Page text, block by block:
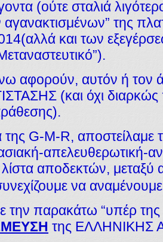
(ούτε σταλιά
αγανακτισμένων” της
και των
αφορούν, αυτόν ή τον
(και όχι διαρκώς
G-M-R, αποστείλαμε
απελευθερωτική-
αποδεκτών, μεταξύ
να
την παρακάτω “υπέρ της
της ΕΛΛΗΝΙΚΗΣ